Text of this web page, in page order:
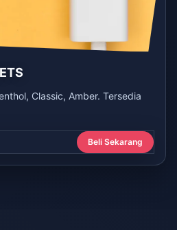
Classic, Amber. Tersedia
Beli Sekarang